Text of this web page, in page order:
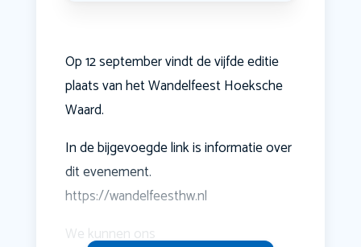
Op 12 september vindt de vijfde editie
plaats van het Wandelfeest Hoeksche
Waard.
In de bijgevoegde link is informatie over
dit evenement.
https://wandelfeesthw.nl
We kunnen ons